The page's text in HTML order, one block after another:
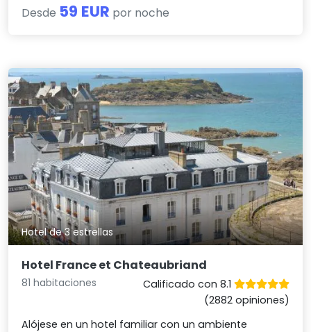
Desde 59 EUR por noche
Hotel de 3 estrellas
Hotel France et Chateaubriand
81 habitaciones
Calificado con 8.1
(2882 opiniones)
Alójese en un hotel familiar con un ambiente